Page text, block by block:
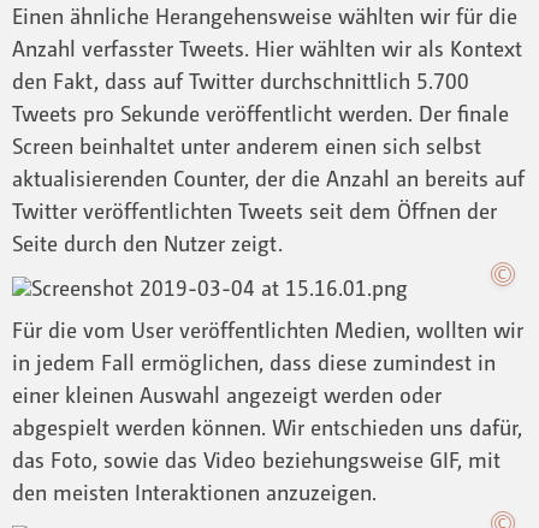
Einen ähnliche Herangehensweise wählten wir für die
Anzahl verfasster Tweets. Hier wählten wir als Kontext
den Fakt, dass auf Twitter durchschnittlich 5.700
Tweets pro Sekunde veröffentlicht werden. Der finale
Screen beinhaltet unter anderem einen sich selbst
aktualisierenden Counter, der die Anzahl an bereits auf
Twitter veröffentlichten Tweets seit dem Öffnen der
Seite durch den Nutzer zeigt.
Für die vom User veröffentlichten Medien, wollten wir
in jedem Fall ermöglichen, dass diese zumindest in
einer kleinen Auswahl angezeigt werden oder
abgespielt werden können. Wir entschieden uns dafür,
das Foto, sowie das Video beziehungsweise GIF, mit
den meisten Interaktionen anzuzeigen.